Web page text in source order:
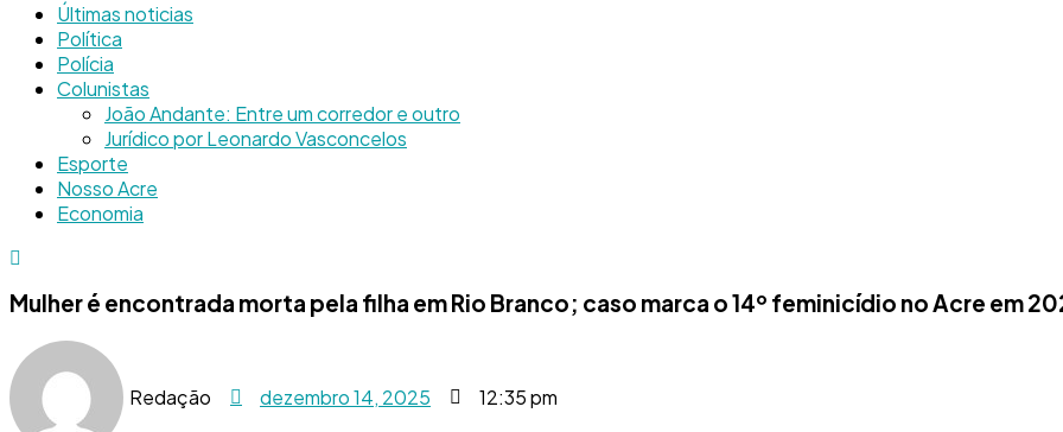
Últimas noticias
Política
Polícia
Colunistas
João Andante: Entre um corredor e outro
Jurídico por Leonardo Vasconcelos
Esporte
Nosso Acre
Economia
Mulher é encontrada morta pela filha em Rio Branco; caso marca o 14º feminicídio no Acre em
Redação dezembro 14, 2025 12:35 pm